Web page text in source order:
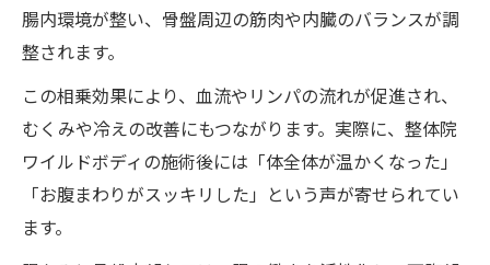
腸内環境が整い、骨盤周辺の筋肉や内臓のバランスが調
整されます。
この相乗効果により、血流やリンパの流れが促進され、
むくみや冷えの改善にもつながります。実際に、整体院
ワイルドボディの施術後には「体全体が温かくなった」
「お腹まわりがスッキリした」という声が寄せられてい
ます。